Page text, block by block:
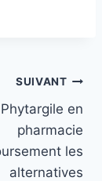
SUIVANT
Phytargile en
pharmacie
les
alternatives